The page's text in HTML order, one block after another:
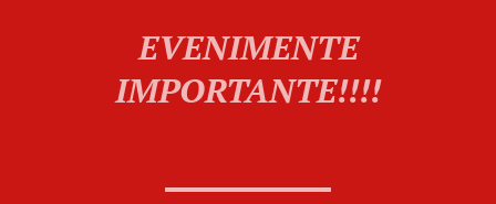
EVENIMENTE
IMPORTANTE!!!!